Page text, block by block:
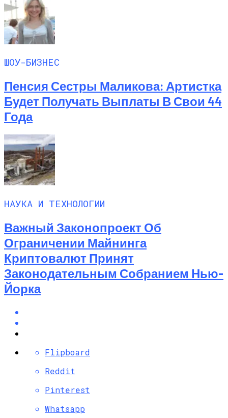
ШОУ-БИЗНЕС
Пенсия Сестры Маликова: Артистка
Будет Получать Выплаты В Свои 44
Года
НАУКА И ТЕХНОЛОГИИ
Важный Законопроект Об
Ограничении Майнинга
Криптовалют Принят
Законодательным Собранием Нью-
Йорка
Flipboard
Reddit
Pinterest
Whatsapp